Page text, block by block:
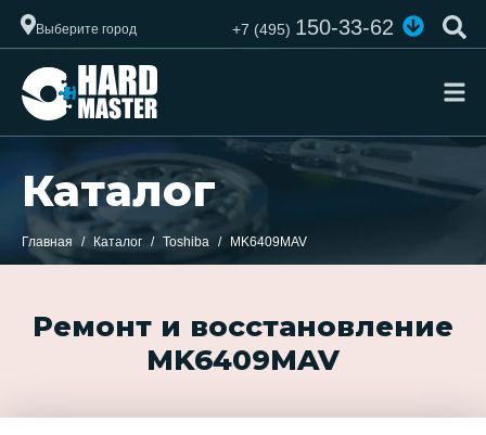
Выберите город +7 (495)150-33-62
Каталог
Главная Каталог Toshiba MK6409MAV
Ремонт и восстановление
MK6409MAV